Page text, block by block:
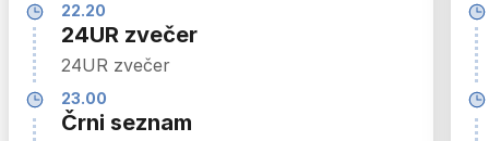
22.20
24UR zvečer
24UR zvečer
23.00
Črni seznam